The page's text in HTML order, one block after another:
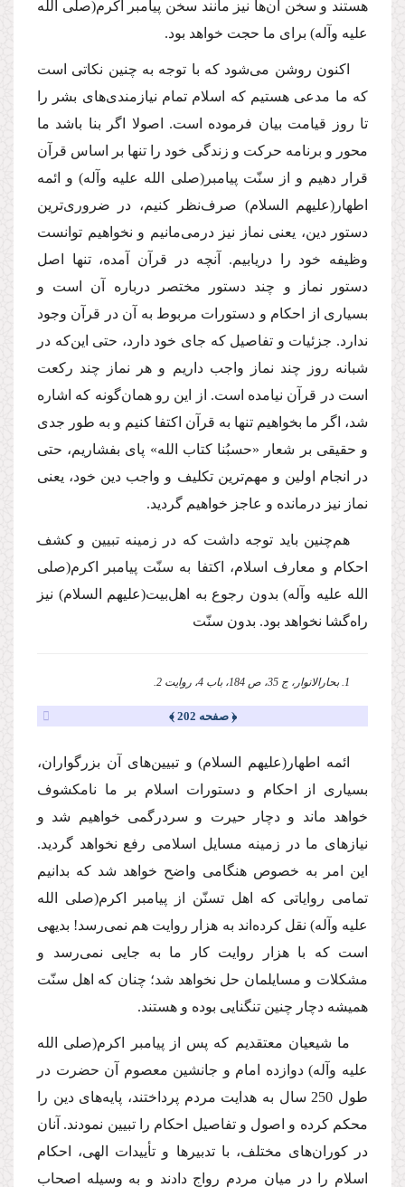
هستند و سخن آن‌ها نیز مانند سخن پیامبر اكرم(صلى الله
علیه وآله) براى ما حجت خواهد بود.
اكنون روشن مى‌شود كه با توجه به چنین نكاتى است
كه ما مدعى هستیم كه اسلام تمام نیازمندى‌هاى بشر را
تا روز قیامت بیان فرموده است. اصولا اگر بنا باشد ما
محور و برنامه حركت و زندگى خود را تنها بر اساس قرآن
قرار دهیم و از سنّت پیامبر(صلى الله علیه وآله)و ائمه
اطهار (علیهم السلام) صرف‌نظر كنیم، در ضرورى‌ترین
دستور دین، یعنى نماز نیز در‌مى‌مانیم و نخواهیم توانست
وظیفه خود را دریابیم. آنچه در قرآن آمده، تنها اصل
دستور نماز و چند دستور مختصر درباره آن است و
بسیارى از احكام و دستورات مربوط به آن در قرآن وجود
ندارد. جزئیات و تفاصیل كه جاى خود دارد، حتى این‌كه در
شبانه روز چند نماز واجب داریم و هر نماز چند ركعت
است در قرآن نیامده است. از این رو همان‌گونه كه اشاره
شد، اگر ما بخواهیم تنها به قرآن اكتفا كنیم و به طور جدى
و حقیقى بر شعار «حسبُنا كتاب الله» پاى بفشاریم، حتى
در انجام اولین و مهم‌ترین تكلیف و واجب دین خود، یعنى
نماز نیز درمانده و عاجز خواهیم گردید.
هم‌چنین باید توجه داشت كه در زمینه تبیین و كشف
احكام و معارف اسلام، اكتفا به سنّت پیامبر اكرم(صلى
الله علیه وآله) بدون رجوع به اهل‌بیت(علیهم السلام) نیز
راه‌گشا نخواهد بود. بدون سنّت
1. بحارالانوار، ج 35، ص 184، باب 4، روایت 2.
﴿ صفحه 202 ﴾
ائمه اطهار (علیهم السلام)و تبیین‌هاى آن بزرگواران،
بسیارى از احكام و دستورات اسلام بر ما نامكشوف
خواهد ماند و دچار حیرت و سردرگمى خواهیم شد و
نیازهاى ما در زمینه مسایل اسلامى رفع نخواهد گردید.
این امر به خصوص هنگامى واضح خواهد شد كه بدانیم
تمامى روایاتى كه اهل تسنّن از پیامبر اكرم(صلى الله
علیه وآله) نقل كرده‌اند به هزار روایت هم نمى‌رسد! بدیهى
است كه با هزار روایت كار ما به جایى نمى‌رسد و
مشكلات و مسایلمان حل نخواهد شد؛ چنان كه اهل سنّت
همیشه دچار چنین تنگنایى بوده و هستند.
ما شیعیان معتقدیم كه پس از پیامبر اكرم(صلى الله
علیه وآله)دوازده امام و جانشین معصوم آن حضرت در
طول 250 سال به هدایت مردم پرداختند، پایه‌هاى دین را
محكم كرده و اصول و تفاصیل احكام را تبیین نمودند. آنان
در كوران‌هاى مختلف، با تدبیرها و تأییدات الهى، احكام
اسلام را در میان مردم رواج دادند و به وسیله اصحاب